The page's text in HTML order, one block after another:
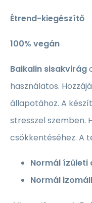
Étrend-kiegészítő
100% vegán
Baikalin sisakvirág
használatos.
állapotához. A
stresszel szemben.
csökkentéséhez. A
Normál ízületi
Normál